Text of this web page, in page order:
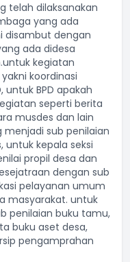
telah dilaksanakan
yang ada
disambut dengan
ada didesa
kegiatan
koordinasi
untuk BPD apakah
seperti berita
musdes dan lain
menjadi sub penilaian
untuk kepala seksi
propil desa dan
dengan sub
pelayanan umum
masyarakat. untuk
penilaian buku tamu,
buku aset desa,
pengamprahan